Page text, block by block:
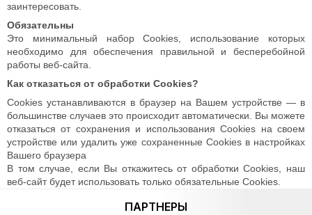
заинтересовать.
Обязательны
Это минимальный набор Cookies, использование которых
необходимо для обеспечения правильной и бесперебойной
работы веб-сайта.
Как отказаться от обработки Сookies?
Cookies устанавливаются в браузер на Вашем устройстве — в
большинстве случаев это происходит автоматически. Вы можете
отказаться от сохранения и использования Cookies на своем
устройстве или удалить уже сохраненные Cookies в настройках
Вашего браузера
В том случае, если Вы откажитесь от обработки Cookies, наш
веб-сайт будет использовать только обязательные Cookies.
ПАРТНЕРЫ